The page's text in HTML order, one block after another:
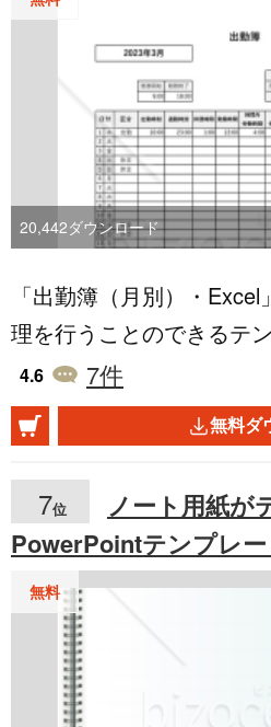
s://www.bizocean.jp/doc/
ww.bizocean.jp/doc/
izocean.jp/doc/detail/
20,442ダウンロード
「出勤簿（月別）・
理を行うことのできるテ
は労働時間の適切な管理
勤簿はその大きな役割を
簿はExcelで作成されて
数、時間外労働時間・深
時間の合計が自動で入力
ンプレートは無料でダウ
で、ぜひご活用ください
4.6 7件
無料ダ
7位
ノート用紙が
PowerPointテンプレー
無料